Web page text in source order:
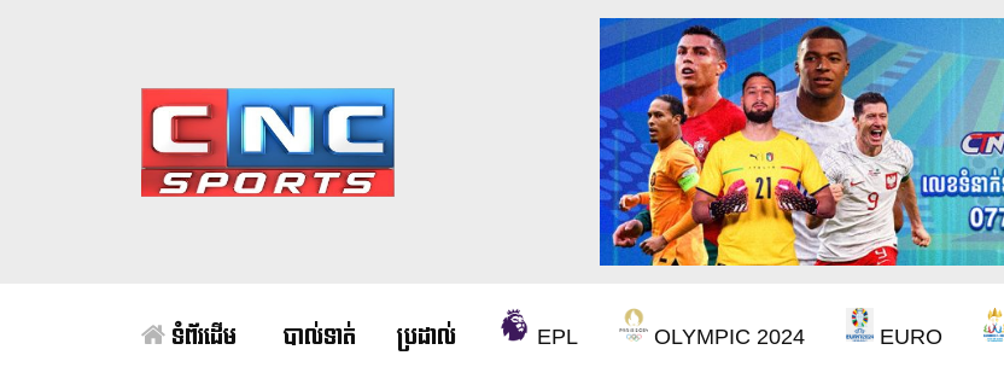
ទំព័រដើម បាល់ទាត់ ប្រដាល់ EPL OLYMPIC 2024 EURO